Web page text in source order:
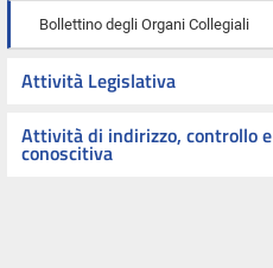
Bollettino degli Organi Collegiali
Attività Legislativa
Attività di indirizzo, controllo e
conoscitiva